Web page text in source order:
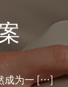
成为一[…]